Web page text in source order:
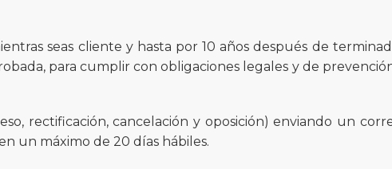
seas cliente y hasta por 10 años después de
para cumplir con obligaciones legales y de
rectificación, cancelación y oposición) enviando un
un máximo de 20 días hábiles.